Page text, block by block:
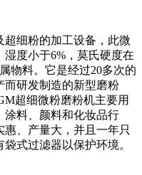
超细粉的加工设备，此微
度小于6%，莫氏硬度在
物料。它是经过20多次的
而研发制造的新型磨粉
超细微粉磨粉机主要用
涂料、颜料和化妆品行
、产量大，并且一年只
式过滤器以保护环境。